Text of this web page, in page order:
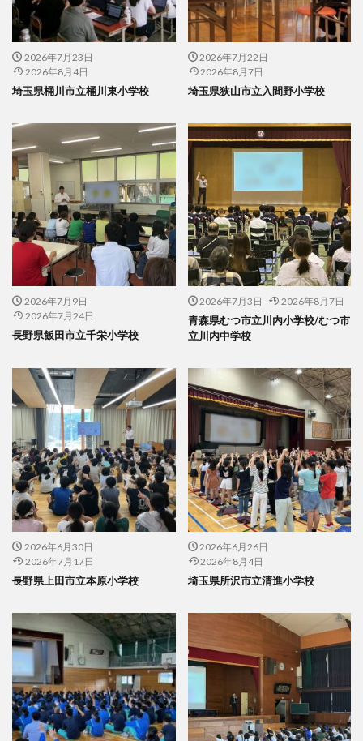
2026年7月23日
2026年8月4日
埼玉県桶川市立桶川東小学校
2026年7月22日
2026年8月7日
埼玉県狭山市立入間野小学校
2026年7月9日
2026年7月24日
長野県飯田市立千栄小学校
2026年7月3日 2026年8月7日
青森県むつ市立川内小学校/むつ市
立川内中学校
2026年6月30日
2026年7月17日
長野県上田市立本原小学校
2026年6月26日
2026年8月4日
埼玉県所沢市立清進小学校